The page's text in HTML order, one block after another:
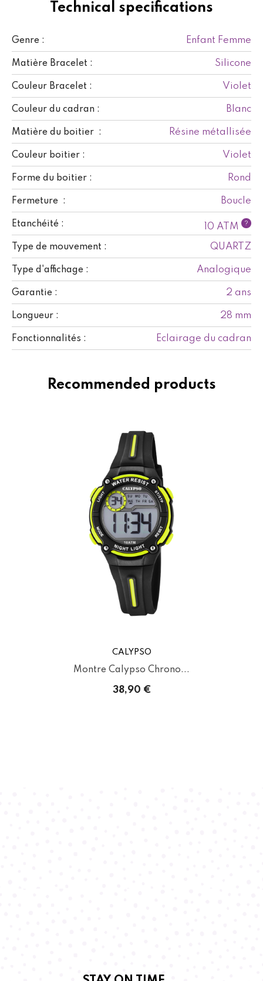
Technical specifications
Genre : Enfant Femme
Matière Bracelet : Silicone
Couleur Bracelet : Violet
Couleur du cadran : Blanc
Matière du boitier : Résine métallisée
Couleur boitier : Violet
Forme du boitier : Rond
Fermeture : Boucle
Etanchéité : 10 ATM ?
Type de mouvement : QUARTZ
Type d'affichage : Analogique
Garantie : 2 ans
Longueur : 28 mm
Fonctionnalités : Eclairage du cadran
Recommended products
CALYPSO
Montre Calypso Chrono...
38,90 €